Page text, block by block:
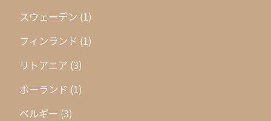
スウェーデン (1)
フィンランド (1)
リトアニア (3)
ポーランド (1)
ベルギー (3)